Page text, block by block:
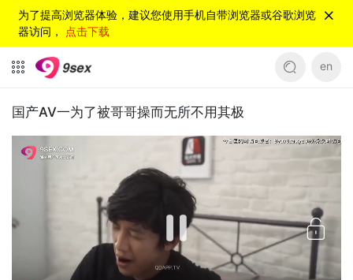
为了提高浏览器体验，建议您使用手机自带浏览器或谷歌浏览
器访问， 点击下载
en
国产AV一为了被哥哥操而无所不用其极